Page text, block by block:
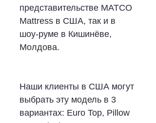
представительстве MATCO
Mattress в США, так и в
шоу-руме в Кишинёве,
Молдова.
Наши клиенты в США могут
выбрать эту модель в 3
вариантах: Euro Top, Pillow